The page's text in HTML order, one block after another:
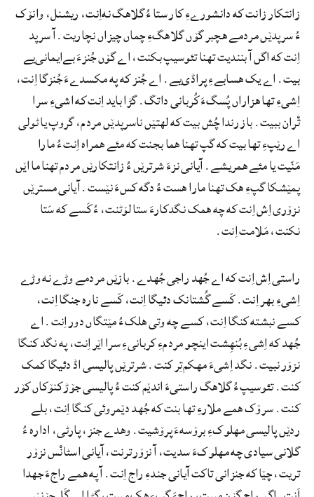
زانتکار زانت که دانشورےءِ کار ستا ءُ گلاهگ نه‌اِنت، ریشنل، وانۆک
ءُ سرپدێں مردمے هچبر گۆں گلاهگءِ چماں چیزاں نچاریت. آ سرپد
اِنت که اگں آ بنندیت تهنا تئوسیپ بکنت، اے گۆں جُنزءَ بےایمانی‌یے
بیت. اے یک هسابےءِ پراڈی‌یے. اے جُنز که په مکسدےءَ جُنزگا اِنت،
اِشیءِ تها هزاراں پُسگءَ کُربانی داتگ. گڑا باید اِنت که اشیءِ سرا
تْران ببیت. باز رندا چُش بیت که لهتێں ناسرپدێں مردم، گروپ یا ٹولی
اے رێپءِ تها بیت که گپ تهنا هما بجنت که مئے همراه اِنت ءُ مارا
مَنّیت یا مئے همریشے. آیانی نزءَ شرترێں ءُ زانتکارێں مردم تهنا ما اێں
پمێشکا گپءِ هک تهنا مارا هست ءُ دگه کسءَ نێست. آیانی مسترێں
نزۆری اِش اِنت که چه همک نگدکارءَ ستا لۆٹنت، ءُ کَسے که سَتا
نکنت، مَلامت اِنت.
راستی اِش اِنت که اے جُهد راجی جُهدے. بازێں مردمے وڑے نه وڑے
اِشیءِ بهر اِنت. کَسے گُشتانک دئیگا اِنت، کَسے نارہ جنگا اِنت،
کسے نبشته کنگا اِنت، کسے چه وتی هلک ءُ مێتگاں دور اِنت. اے
جُهد که اِشیءِ بُنهِشت اینچو مردمءِ کربانیءِ سرا اێر اِنت، په نگد کنگا
نزۆر نبیت. نگد اِشیءَ مهکم‌تِر کنت. شرترێں پالیسی اڈ دئیگا کمک
کنت. تئوسیپ ءُ گلاهگ راستیءَ اندێم کنت ءُ پالیسی جۆڑ کنۆکاں کۆر
کنت. سرۆک همے ملارءِ تها بنت که جُهد دێمروئی کنگا اِنت، بلے
ردێں پالیسی مهلوکءِ برۆسهءَ پرۆشیت. وهدے جنز، پارٹی، ادارہ ءُ
گلانی سیادی چه مهلوکءَ سدیت، آ نزۆر ترنت، آیانی اسٹانْس نزۆر
تریت، چێا که جنزانی تاکت آیانی جندءِ راج اِنت. آ په همے راجءَ جهدا